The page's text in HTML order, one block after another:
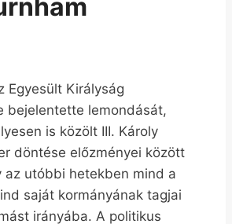
Egyesült Királyság
bejelentette lemondását,
is közölt III. Károly
döntése előzményei között
az utóbbi hetekben mind a
saját kormányának tagjai
irányába. A politikus